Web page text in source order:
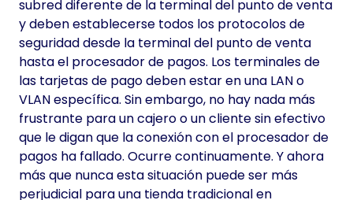
subred diferente de la terminal del punto de venta
y deben establecerse todos los protocolos de
seguridad desde la terminal del punto de venta
hasta el procesador de pagos. Los terminales de
las tarjetas de pago deben estar en una LAN o
VLAN específica. Sin embargo, no hay nada más
frustrante para un cajero o un cliente sin efectivo
que le digan que la conexión con el procesador de
pagos ha fallado. Ocurre continuamente. Y ahora
más que nunca esta situación puede ser más
perjudicial para una tienda tradicional en